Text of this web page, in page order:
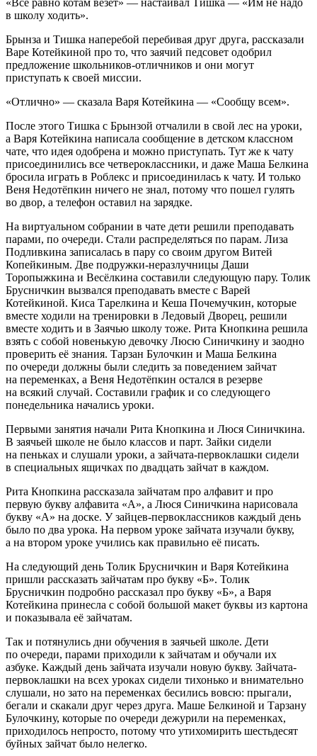
«Все равно котам везет» — настаивал Тишка — «Им не надо
в школу ходить».
Брынза и Тишка наперебой перебивая друг друга, рассказали
Варе Котейкиной про то, что заячий педсовет одобрил
предложение школьников-отличников и они могут
приступать к своей миссии.
«Отлично» — сказала Варя Котейкина — «Сообщу всем».
После этого Тишка с Брынзой отчалили в свой лес на уроки,
а Варя Котейкина написала сообщение в детском классном
чате, что идея одобрена и можно приступать. Тут же к чату
присоединились все четвероклассники, и даже Маша Белкина
бросила играть в Роблекс и присоединилась к чату. И только
Веня Недотёпкин ничего не знал, потому что пошел гулять
во двор, а телефон оставил на зарядке.
На виртуальном собрании в чате дети решили преподавать
парами, по очереди. Стали распределяться по парам. Лиза
Подливкина записалась в пару со своим другом Витей
Копейкиным. Две подружки-неразлучницы Даши
Торопыжкина и Весёлкина составили следующую пару. Толик
Брусничкин вызвался преподавать вместе с Варей
Котейкиной. Киса Тарелкина и Кеша Почемучкин, которые
вместе ходили на тренировки в Ледовый Дворец, решили
вместе ходить и в Заячью школу тоже. Рита Кнопкина решила
взять с собой новенькую девочку Люсю Синичкину и заодно
проверить её знания. Тарзан Булочкин и Маша Белкина
по очереди должны были следить за поведением зайчат
на переменках, а Веня Недотёпкин остался в резерве
на всякий случай. Составили график и со следующего
понедельника начались уроки.
Первыми занятия начали Рита Кнопкина и Люся Синичкина.
В заячьей школе не было классов и парт. Зайки сидели
на пеньках и слушали уроки, а зайчата-первоклашки сидели
в специальных ящичках по двадцать зайчат в каждом.
Рита Кнопкина рассказала зайчатам про алфавит и про
первую букву алфавита «А», а Люся Синичкина нарисовала
букву «А» на доске. У зайцев-первоклассников каждый день
было по два урока. На первом уроке зайчата изучали букву,
а на втором уроке учились как правильно её писать.
На следующий день Толик Брусничкин и Варя Котейкина
пришли рассказать зайчатам про букву «Б». Толик
Брусничкин подробно рассказал про букву «Б», а Варя
Котейкина принесла с собой большой макет буквы из картона
и показывала её зайчатам.
Так и потянулись дни обучения в заячьей школе. Дети
по очереди, парами приходили к зайчатам и обучали их
азбуке. Каждый день зайчата изучали новую букву. Зайчата-
первоклашки на всех уроках сидели тихонько и внимательно
слушали, но зато на переменках бесились вовсю: прыгали,
бегали и скакали друг через друга. Маше Белкиной и Тарзану
Булочкину, которые по очереди дежурили на переменках,
приходилось непросто, потому что утихомирить шестьдесят
буйных зайчат было нелегко.